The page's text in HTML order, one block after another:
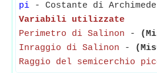
pi - Costante di Archimede
Variabili utilizzate
Perimetro di Salinon -
Inraggio di Salinon -
Raggio del semicerchio